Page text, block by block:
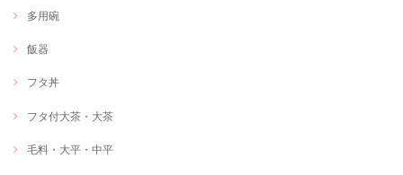
多用碗
飯器
フタ丼
フタ付大茶・大茶
毛料・大平・中平